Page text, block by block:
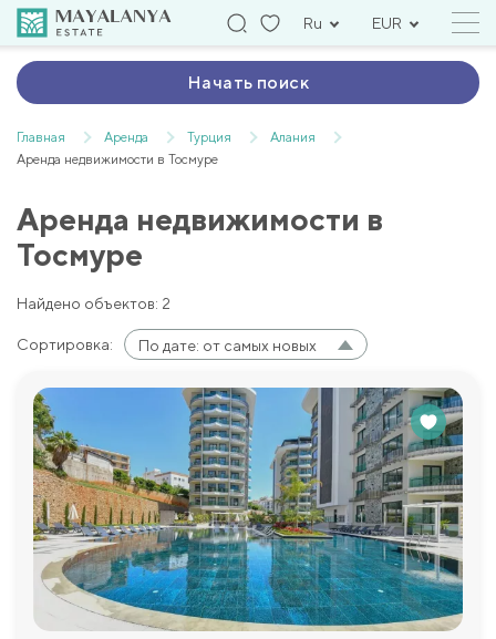
Ru EUR
Начать поиск
Главная Аренда Турция
Алания
Аренда недвижимости в Тосмуре
Аренда недвижимости в
Тосмуре
Найдено объектов: 2
Сортировка: По дате: от самых новых